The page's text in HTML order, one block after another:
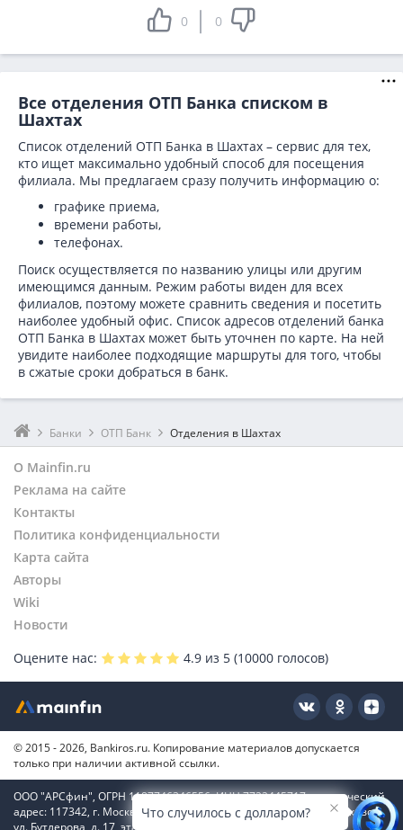
0 0
Все отделения ОТП Банка списком в
Шахтах
Список отделений ОТП Банка в Шахтах – сервис для тех,
кто ищет максимально удобный способ для посещения
филиала. Мы предлагаем сразу получить информацию о:
графике приема,
времени работы,
телефонах.
Поиск осуществляется по названию улицы или другим
имеющимся данным. Режим работы виден для всех
филиалов, поэтому можете сравнить сведения и посетить
наиболее удобный офис. Список адресов отделений банка
ОТП Банка в Шахтах может быть уточнен по карте. На ней
увидите наиболее подходящие маршруты для того, чтобы
в сжатые сроки добраться в банк.
Банки ОТП Банк Отделения в Шахтах
О Mainfin.ru
Реклама на сайте
Контакты
Политика конфиденциальности
Карта сайта
Авторы
Wiki
Новости
Оцените нас:
4.9 из 5 (10000 голосов)
© 2015 - 2026, Bankiros.ru. Копирование материалов допускается
только при наличии активной ссылки.
ООО "АРСфин", ОГРН 1187746346556, ИНН 7722445717, юридический
адрес: 117342, г. Москва, вн. тер. г. муниципальный округ Коньково,
ул. Бутлерова, д. 17, этаж 4, ком. 66
Что случилось с долларом?